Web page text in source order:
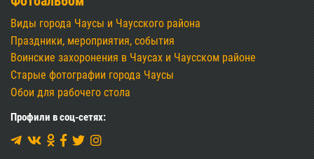
Виды города Чаусы и Чаусского района
Праздники, мероприятия, события
Воинские захоронения в Чаусах и Чаусском районе
Старые фотографии города Чаусы
Обои для рабочего стола
Профили в соц-сетях: